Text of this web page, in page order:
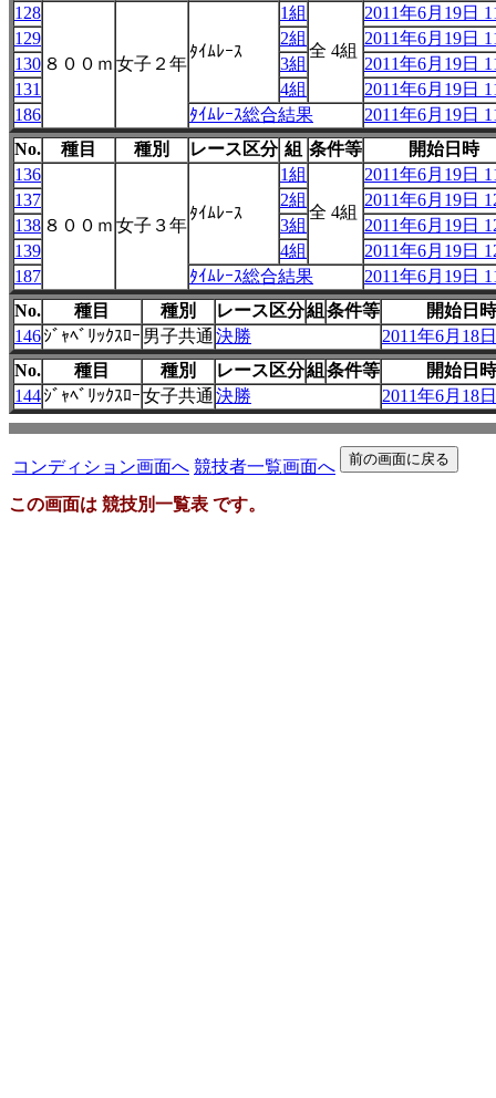
128
８００ｍ 女子２年
ﾀｲﾑﾚｰｽ
1組
全 4組
2011年6月19日
129
2組
2011年6月19日
130
3組
2011年6月19日
131
4組
2011年6月19日
186
ﾀｲﾑﾚｰｽ総合結果
2011年6月19日
No.
種目 種別 レース区分 組 条件等
開始日時
136
８００ｍ 女子３年
ﾀｲﾑﾚｰｽ
1組
全 4組
2011年6月19日
137
2組
2011年6月19日
138
3組
2011年6月19日
139
4組
2011年6月19日
187
ﾀｲﾑﾚｰｽ総合結果
2011年6月19日
No.
種目 種別 レース区分組 条件等
開始日時
146ｼﾞｬﾍﾞﾘｯｸｽﾛｰ 男子共通 決勝
2011年6月18
No.
種目 種別 レース区分組 条件等
開始日時
144ｼﾞｬﾍﾞﾘｯｸｽﾛｰ女子共通 決勝 2011年6月18
コンディション画面へ 競技者一覧画面へ
この画面は 競技別一覧表 です。